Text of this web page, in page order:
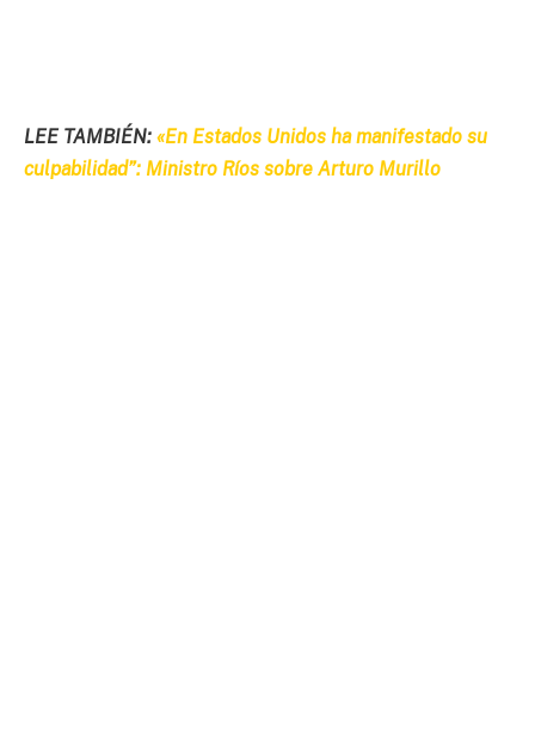
LEE TAMBIÉN: «En Estados Unidos ha manifestado su
culpabilidad”: Ministro Ríos sobre Arturo Murillo